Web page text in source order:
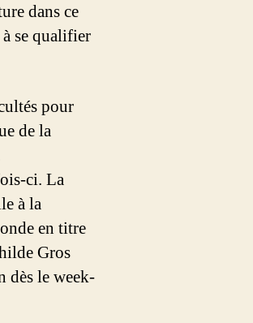
dans ce
se qualifier
pour
de la
ci. La
à la
en titre
Gros
dès le week-